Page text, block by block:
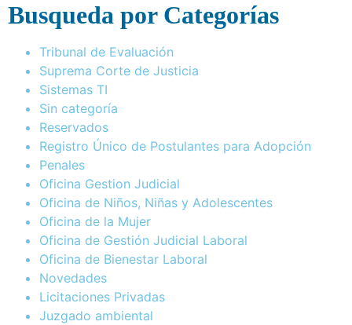
Busqueda por Categorías
Tribunal de Evaluación
Suprema Corte de Justicia
Sistemas TI
Sin categoría
Reservados
Registro Único de Postulantes para Adopción
Penales
Oficina Gestion Judicial
Oficina de Niños, Niñas y Adolescentes
Oficina de la Mujer
Oficina de Gestión Judicial Laboral
Oficina de Bienestar Laboral
Novedades
Licitaciones Privadas
Juzgado ambiental